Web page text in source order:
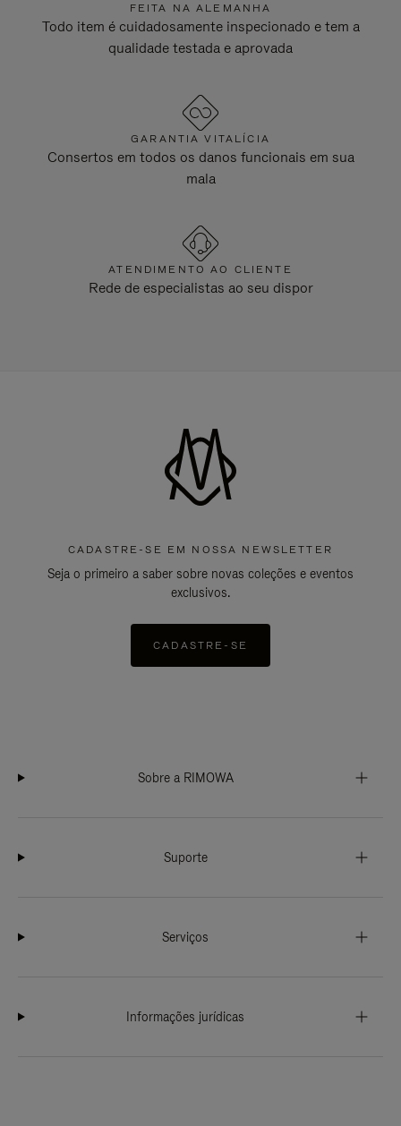
FEITA NA ALEMANHA
Todo item é cuidadosamente inspecionado e tem a
qualidade testada e aprovada
GARANTIA VITALÍCIA
Consertos em todos os danos funcionais em sua
mala
ATENDIMENTO AO CLIENTE
Rede de especialistas ao seu dispor
CADASTRE-SE EM NOSSA NEWSLETTER
Seja o primeiro a saber sobre novas coleções e eventos
exclusivos.
CADASTRE-SE
Sobre a RIMOWA
Suporte
Serviços
Informações jurídicas